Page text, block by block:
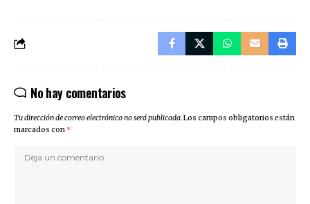
No hay comentarios
Tu dirección de correo electrónico no será publicada.Los campos obligatorios están
marcados con *